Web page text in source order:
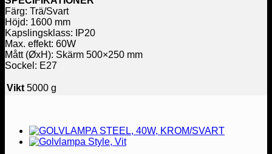
Färg: Trä/Svart
Höjd: 1600 mm
Kapslingsklass: IP20
Max. effekt: 60W
Mått (ØxH): Skärm 500×250 mm
Sockel: E27
Vikt 5000 g